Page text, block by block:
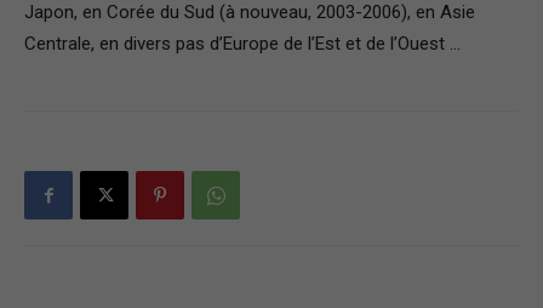
Japon, en Corée du Sud (à nouveau, 2003-2006), en Asie
Centrale, en divers pas d’Europe de l’Est et de l’Ouest …